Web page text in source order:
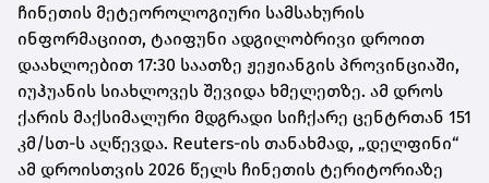
ჩინეთის მეტეოროლოგიური სამსახურის
ინფორმაციით, ტაიფუნი ადგილობრივი დროით
დაახლოებით 17:30 საათზე ჟეჟიანგის პროვინციაში,
იუჰუანის სიახლოვეს შევიდა ხმელეთზე. ამ დროს
ქარის მაქსიმალური მდგრადი სიჩქარე ცენტრთან 151
კმ/სთ-ს აღწევდა. Reuters-ის თანახმად, „დელფინი“
ამ დროისთვის 2026 წელს ჩინეთის ტერიტორიაზე